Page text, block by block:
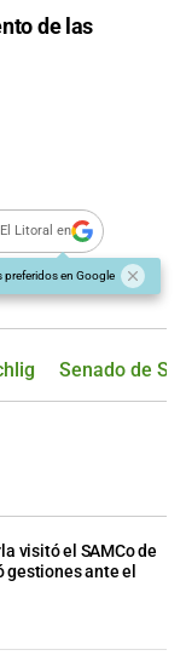
de las
Litoral en
preferidos en Google
Senado de
visitó el SAMCo de
gestiones ante el